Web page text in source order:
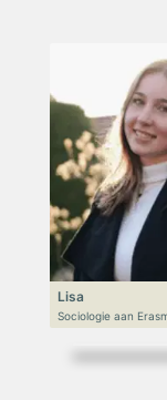
Lisa
Sociologie aan